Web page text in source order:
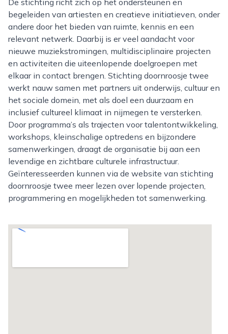
De stichting richt zich op het ondersteunen en
begeleiden van artiesten en creatieve initiatieven, onder
andere door het bieden van ruimte, kennis en een
relevant netwerk. Daarbij is er veel aandacht voor
nieuwe muziekstromingen, multidisciplinaire projecten
en activiteiten die uiteenlopende doelgroepen met
elkaar in contact brengen. Stichting doornroosje twee
werkt nauw samen met partners uit onderwijs, cultuur en
het sociale domein, met als doel een duurzaam en
inclusief cultureel klimaat in nijmegen te versterken.
Door programma’s als trajecten voor talentontwikkeling,
workshops, kleinschalige optredens en bijzondere
samenwerkingen, draagt de organisatie bij aan een
levendige en zichtbare culturele infrastructuur.
Geïnteresseerden kunnen via de website van stichting
doornroosje twee meer lezen over lopende projecten,
programmering en mogelijkheden tot samenwerking.